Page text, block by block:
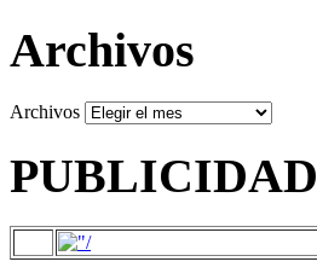
Archivos
Archivos
PUBLICIDAD